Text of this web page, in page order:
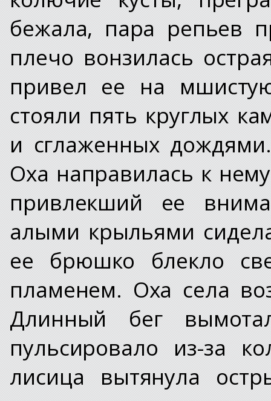
бежала, пара репьев
плечо вонзилась
привел ее на
стояли пять круглых
и сглаженных
Оха направилась к
привлекший ее
алыми крыльями
ее брюшко блекло
пламенем. Оха села
Длинный бег
пульсировало из-за
лисица вытянула